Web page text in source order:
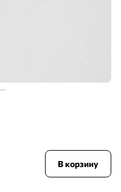
В корзину